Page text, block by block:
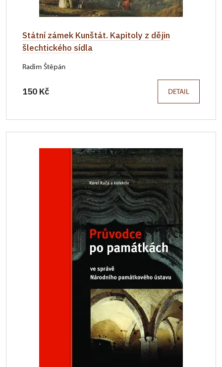
Státní zámek Kunštát. Kapitoly z dějin
šlechtického sídla
Radim Štěpán
150 Kč DETAIL